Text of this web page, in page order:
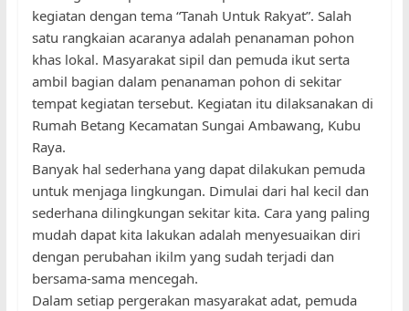
kegiatan dengan tema “Tanah Untuk Rakyat”. Salah
satu rangkaian acaranya adalah penanaman pohon
khas lokal. Masyarakat sipil dan pemuda ikut serta
ambil bagian dalam penanaman pohon di sekitar
tempat kegiatan tersebut. Kegiatan itu dilaksanakan di
Rumah Betang Kecamatan Sungai Ambawang, Kubu
Raya.
Banyak hal sederhana yang dapat dilakukan pemuda
untuk menjaga lingkungan. Dimulai dari hal kecil dan
sederhana dilingkungan sekitar kita. Cara yang paling
mudah dapat kita lakukan adalah menyesuaikan diri
dengan perubahan ikilm yang sudah terjadi dan
bersama-sama mencegah.
Dalam setiap pergerakan masyarakat adat, pemuda